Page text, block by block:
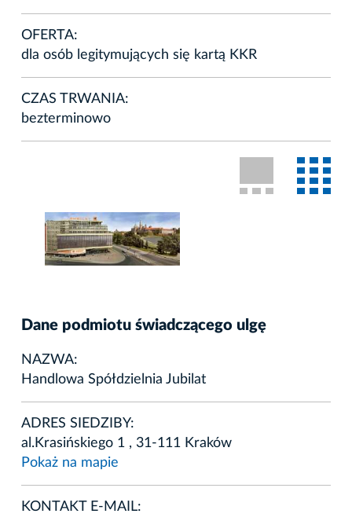
OFERTA:
dla osób legitymujących się kartą KKR
CZAS TRWANIA:
bezterminowo
Dane podmiotu świadczącego ulgę
NAZWA:
Handlowa Spółdzielnia Jubilat
ADRES SIEDZIBY:
al.Krasińskiego 1 , 31-111 Kraków
Pokaż na mapie
KONTAKT E-MAIL: